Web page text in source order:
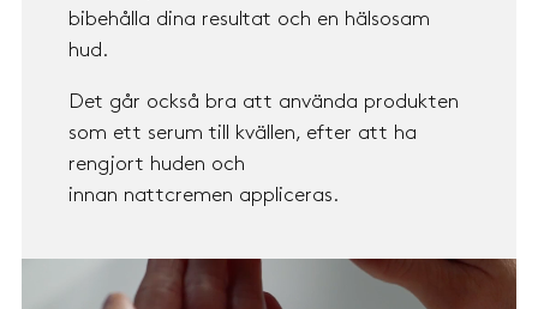
bibehålla dina resultat och en hälsosam
hud.
Det går också bra att använda produkten
som ett serum till kvällen, efter att ha
rengjort huden och
innan nattcremen appliceras.